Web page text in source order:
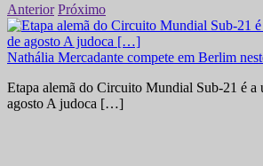
Anterior Próximo
Nathália Mercadante compete em Berlim
Etapa alemã do Circuito Mundial Sub-21 é a
agosto A judoca […]